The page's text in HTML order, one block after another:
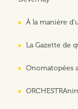
À la manière
La Gazette de
Onomatopées